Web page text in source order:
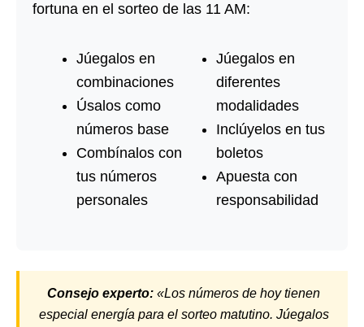
fortuna en el sorteo de las 11 AM:
Júegalos en
combinaciones
Úsalos como
números base
Combínalos con
tus números
personales
Júegalos en
diferentes
modalidades
Inclúyelos en tus
boletos
Apuesta con
responsabilidad
Consejo experto: «Los números de hoy tienen
especial energía para el sorteo matutino. Júegalos